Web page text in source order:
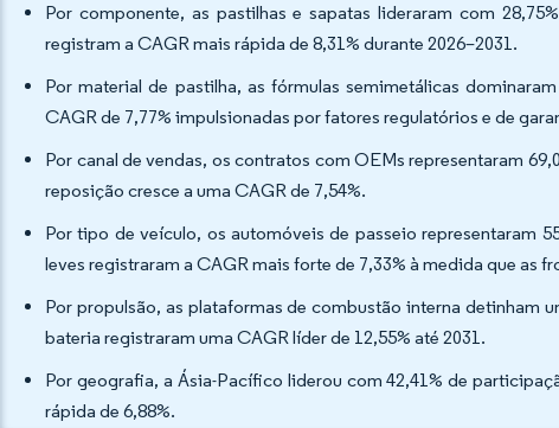
Por componente, as pastilhas e sapatas lideraram com
registram a CAGR mais rápida de 8,31% durante 2026–2031.
Por material de pastilha, as fórmulas semimetálicas
CAGR de 7,77% impulsionadas por fatores regulatórios e de
Por canal de vendas, os contratos com OEMs representaram
reposição cresce a uma CAGR de 7,54%.
Por tipo de veículo, os automóveis de passeio representaram
leves registraram a CAGR mais forte de 7,33% à medida que as
Por propulsão, as plataformas de combustão interna detinham
bateria registraram uma CAGR líder de 12,55% até 2031.
Por geografia, a Ásia-Pacífico liderou com 42,41% de
rápida de 6,88%.